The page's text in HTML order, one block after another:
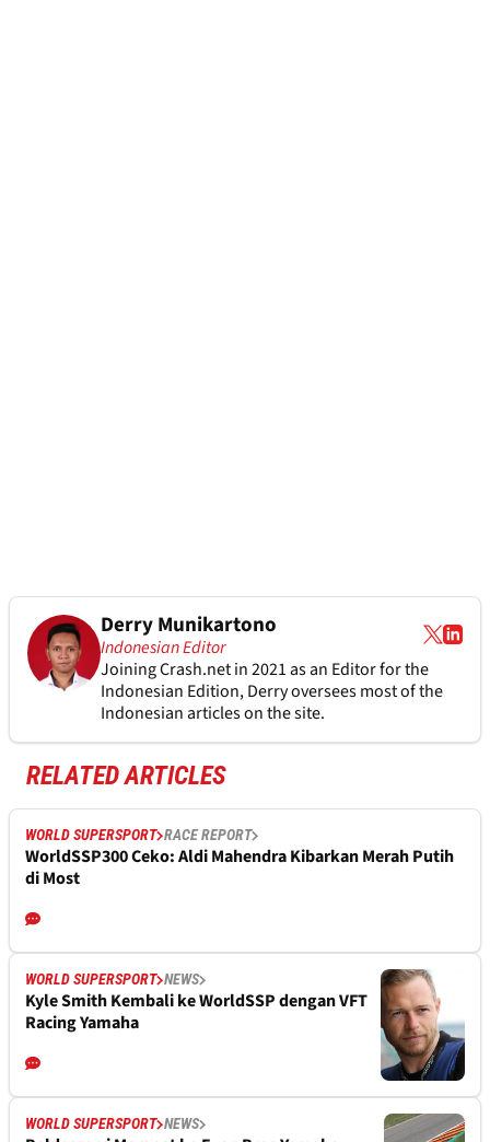
Derry Munikartono
Indonesian Editor
Joining Crash.net in 2021 as an Editor for the
Indonesian Edition, Derry oversees most of the
Indonesian articles on the site.
RELATED ARTICLES
WORLD SUPERSPORT RACE REPORT
WorldSSP300 Ceko: Aldi Mahendra Kibarkan Merah Putih
di Most
WORLD SUPERSPORT NEWS
Kyle Smith Kembali ke WorldSSP dengan VFT
Racing Yamaha
WORLD SUPERSPORT NEWS